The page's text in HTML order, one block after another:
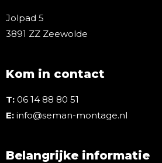
Jolpad 5
3891 ZZ Zeewolde
Kom in contact
T: 06 14 88 80 51
E: info@seman-montage.nl
Belangrijke informatie